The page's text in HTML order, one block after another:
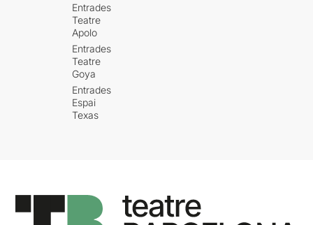
Entrades
Teatre
Apolo
Entrades
Teatre
Goya
Entrades
Espai
Texas